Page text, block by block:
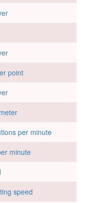
point
per minute
minute
speed